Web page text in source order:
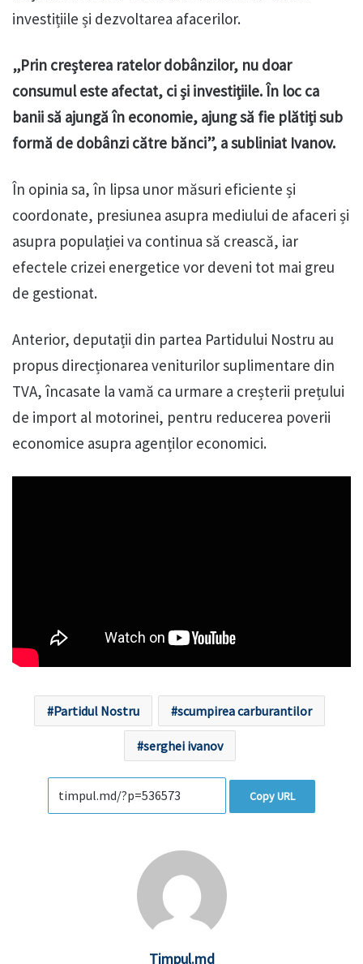
investițiile și dezvoltarea afacerilor.
„Prin creșterea ratelor dobânzilor, nu doar
consumul este afectat, ci și investițiile. În loc ca
banii să ajungă în economie, ajung să fie plătiți sub
formă de dobânzi către bănci”, a subliniat Ivanov.
În opinia sa, în lipsa unor măsuri eficiente și
coordonate, presiunea asupra mediului de afaceri și
asupra populației va continua să crească, iar
efectele crizei energetice vor deveni tot mai greu
de gestionat.
Anterior, deputații din partea Partidului Nostru au
propus direcționarea veniturilor suplimentare din
TVA, încasate la vamă ca urmare a creșterii prețului
de import al motorinei, pentru reducerea poverii
economice asupra agenților economici.
Partidul Nostru scumpirea carburantilor
serghei ivanov
Copy URL
Timpul.md